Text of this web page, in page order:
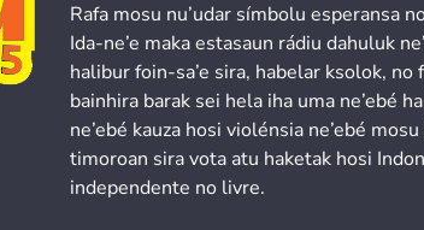
Rafa mosu nu’udar símbolu esperansa
Ida-ne’e maka estasaun rádiu dahuluk
halibur foin-sa’e sira, habelar ksolok, no
bainhira barak sei hela iha uma ne’ebé
ne’ebé kauza hosi violénsia ne’ebé
timoroan sira vota atu haketak hosi
independente no livre.